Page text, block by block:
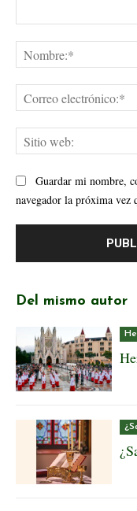
Guardar mi nombre,
navegador la próxima vez
Del mismo autor